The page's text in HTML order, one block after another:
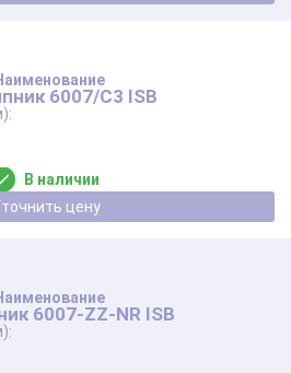
6007/C3 ISB
В наличии
Уточнить цену
6007-ZZ-NR ISB